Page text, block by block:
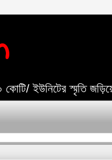
কোটি/ ইউনিটের স্মৃতি